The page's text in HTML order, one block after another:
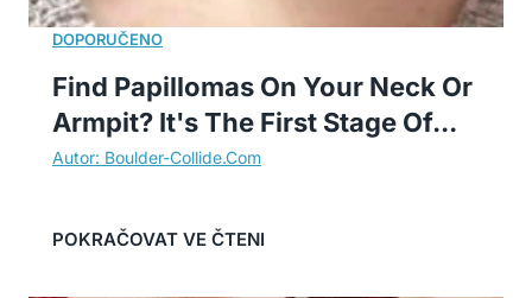
Find Papillomas On Your Neck Or
Armpit? It's The First Stage Of...